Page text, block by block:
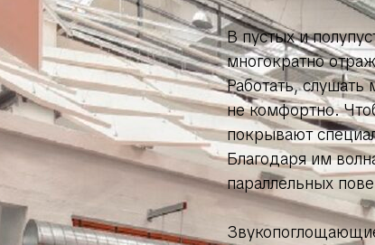
В пустых и
многократно
Работать, слушать
не комфортно.
покрывают
Благодаря им
параллельных